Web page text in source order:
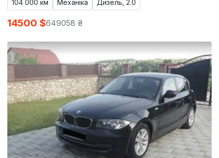
104 000 км Механіка Дизель, 2.0
14500 $649058 ₴